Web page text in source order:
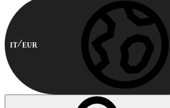
IT EUR